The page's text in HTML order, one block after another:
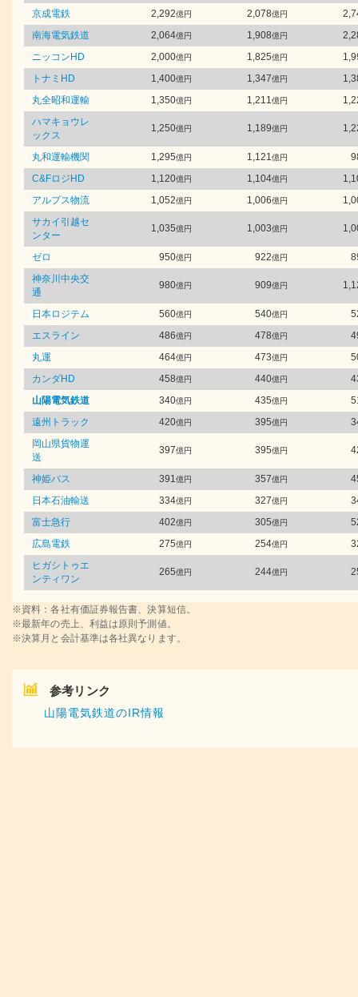
京成電鉄 2,292億円 2,078億円
南海電気鉄道
2,064億円 1,908億円
ニッコンHD
2,000億円 1,825億円
トナミHD
1,400億円 1,347億円
丸全昭和運輸
1,350億円 1,211億円
ハマキョウレ
ックス
1,250億円 1,189億円
丸和運輸機関 1,295億円 1,121億円
C&FロジHD
1,120億円 1,104億円
アルプス物流
1,052億円 1,006億円
サカイ引越セ
ンター
1,035億円 1,003億円
ゼロ 950億円 922億円
神奈川中央交
通
980億円 909億円
日本ロジテム 560億円 540億円
エスライン
486億円 478億円
丸運
464億円 473億円
カンダHD
458億円 440億円
山陽電気鉄道
340億円 435億円
遠州トラック
420億円 395億円
岡山県貨物運
送
397億円 395億円
神姫バス 391億円 357億円
日本石油輸送
334億円 327億円
富士急行
402億円 305億円
広島電鉄
275億円 254億円
ヒガシトゥエ
ンティワン
265億円 244億円
※資料：各社有価証券報告書、決算短信。
※最新年の売上、利益は原則予測値。
※決算月と会計基準は各社異なります。
参考リンク
山陽電気鉄道のIR情報